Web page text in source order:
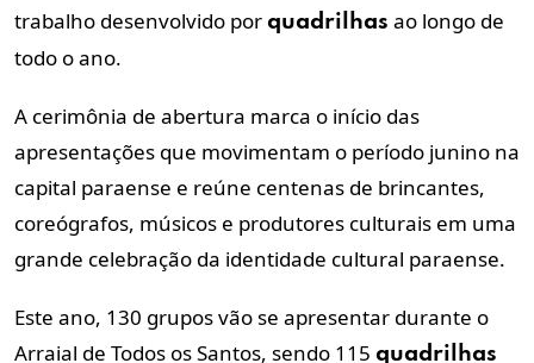
trabalho desenvolvido por quadrilhas ao longo de
todo o ano.
A cerimônia de abertura marca o início das
apresentações que movimentam o período junino na
capital paraense e reúne centenas de brincantes,
coreógrafos, músicos e produtores culturais em uma
grande celebração da identidade cultural paraense.
Este ano, 130 grupos vão se apresentar durante o
Arraial de Todos os Santos, sendo 115 quadrilhas